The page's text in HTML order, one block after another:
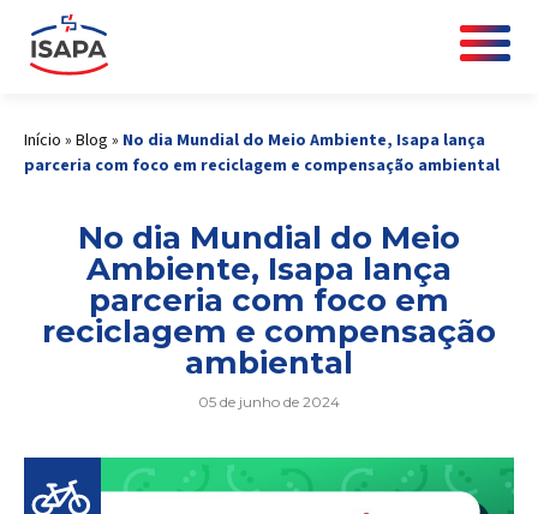
Início » Blog » No dia Mundial do Meio Ambiente, Isapa lança
parceria com foco em reciclagem e compensação ambiental
No dia Mundial do Meio
Ambiente, Isapa lança
parceria com foco em
reciclagem e compensação
ambiental
05 de junho de 2024